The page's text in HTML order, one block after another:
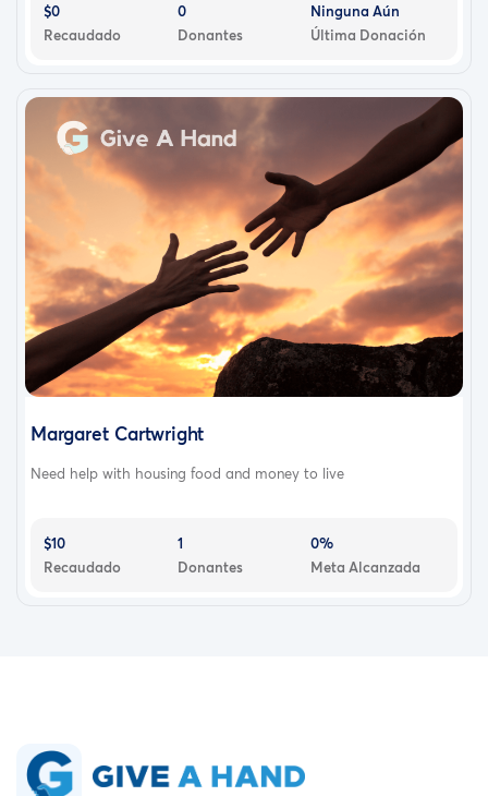
$0
Recaudado
0
Donantes
Ninguna Aún
Última Donación
Margaret Cartwright
Need help with housing food and money to live
$10
Recaudado
1
Donantes
0%
Meta Alcanzada